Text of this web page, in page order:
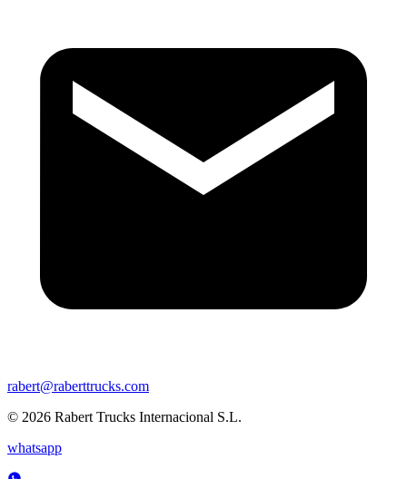
rabert@raberttrucks.com
© 2026 Rabert Trucks Internacional S.L.
whatsapp